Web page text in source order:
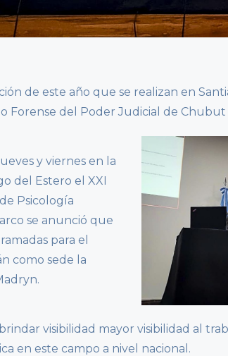
de este año que se realizan en
Forense del Poder Judicial de
y viernes en la
del Estero el XXI
Psicología
se anunció que
para el
como sede la
visibilidad mayor visibilidad al
en este campo a nivel nacional.